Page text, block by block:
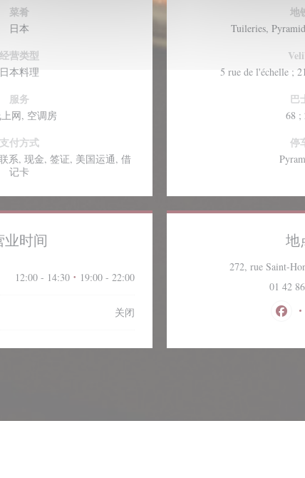
菜肴
日本
经营类型
日本料理
服务
网, 空调房
支付方式
系, 现金, 签证, 美国运通, 借
记卡
地
Tuileries,
5 rue de l'échelle ;
巴
68 ;
停
业时间
12:00 - 14:30 • 19:00 - 22:00
关闭
地
272, rue Saint-
01 42